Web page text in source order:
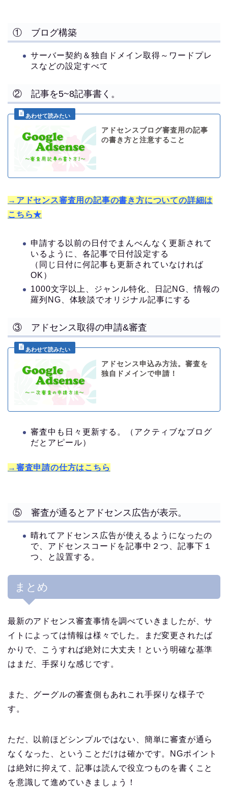
① ブログ構築
サーバー契約＆独自ドメイン取得～ワードプレ
スなどの設定すべて
② 記事を5~8記事書く。
アドセンスブログ審査用の記事
の書き方と注意すること
→アドセンス審査用の記事の書き方についての詳細は
こちら★
申請する以前の日付でまんべんなく更新されて
いるように、各記事で日付設定する
（同じ日付に何記事も更新されていなければ
OK）
1000文字以上、ジャンル特化、日記NG、情報の
羅列NG、体験談でオリジナル記事にする
③ アドセンス取得の申請&審査
アドセンス申込み方法。審査を
独自ドメインで申請！
審査中も日々更新する。（アクティブなブログ
だとアピール）
→審査申請の仕方はこちら
⑤ 審査が通るとアドセンス広告が表示。
晴れてアドセンス広告が使えるようになったの
で、アドセンスコードを記事中２つ、記事下１
つ、と設置する。
まとめ
最新のアドセンス審査事情を調べていきましたが、サ
イトによっては情報は様々でした。まだ変更されたば
かりで、こうすれば絶対に大丈夫！という明確な基準
はまだ、手探りな感じです。
また、グーグルの審査側もあれこれ手探りな様子で
す。
ただ、以前ほどシンプルではない、簡単に審査が通ら
なくなった、ということだけは確かです。NGポイント
は絶対に抑えて、記事は読んで役立つものを書くこと
を意識して進めていきましょう！